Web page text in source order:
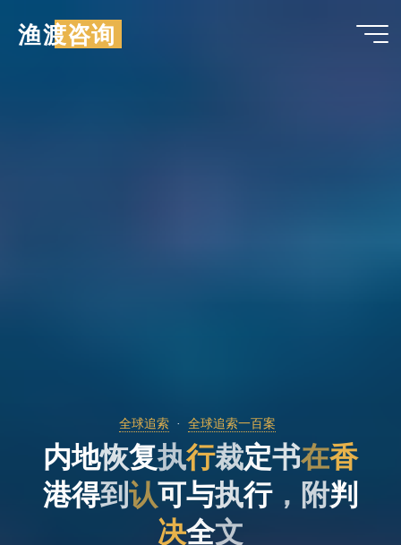
渔渡咨询
全球追索 全球追索一百案
内地恢复执行裁定书在香
港得到认可与执行， 附判
决全文